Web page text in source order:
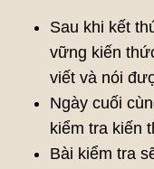
Sau khi kết
vững kiến
viết và nói
Ngày cuối
kiểm tra kiến
Bài kiểm tra